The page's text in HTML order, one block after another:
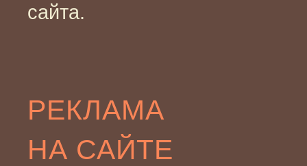
сайта.
РЕКЛАМА
НА САЙТЕ